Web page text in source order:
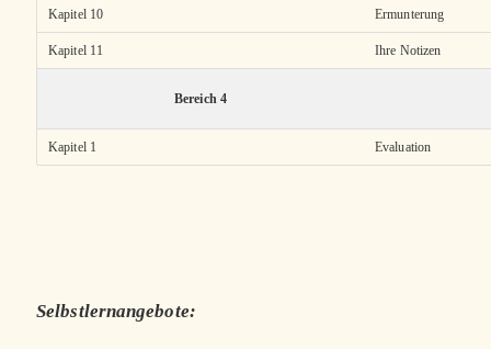
Kapitel 10 Ermunterung
Kapitel 11 Ihre Notizen
Bereich 4
Kapitel 1 Evaluation
Selbstlernangebote: